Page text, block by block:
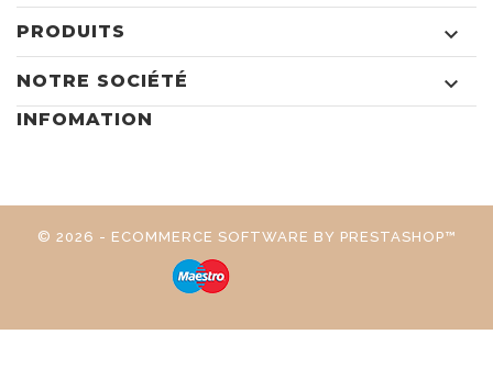
PRODUITS 
NOTRE SOCIÉTÉ 
INFOMATION
© 2026 - ECOMMERCE SOFTWARE BY PRESTASHOP™